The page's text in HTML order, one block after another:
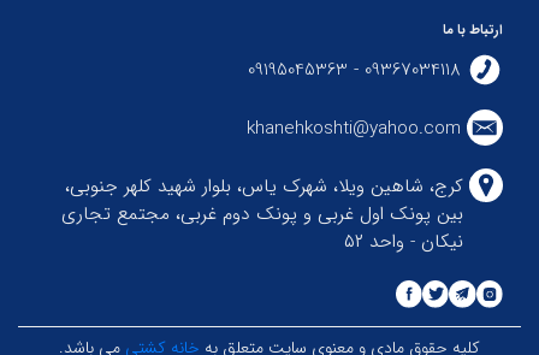
ارتباط با ما
09367034118 - 09195045363
khanehkoshti@yahoo.com
کرج، شاهین ویلا، شهرک یاس، بلوار شهید کلهر جنوبی،
بین پونک اول غربی و پونک دوم غربی، مجتمع تجاری
نیکان - واحد ۵۲
کلیه حقوق مادی و معنوی سایت متعلق به خانه کشتی می باشد.